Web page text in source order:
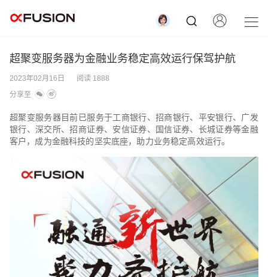
超聚变服务器为金融业务稳定高效运行保驾护航
2023年02月16日
阅读 1888
分享至
超聚变服务器目前已服务于工商银行、招商银行、平安银行、广发
银行、深交所、招商证券、安信证券、国信证券、长城证券等金融
客户，成为金融科技的坚实底座，助力业务稳定高效运行。